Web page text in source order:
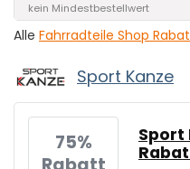
kein Mindestbestellwert
Alle Fahrradteile Shop
Sport Kanze
75%
Sport